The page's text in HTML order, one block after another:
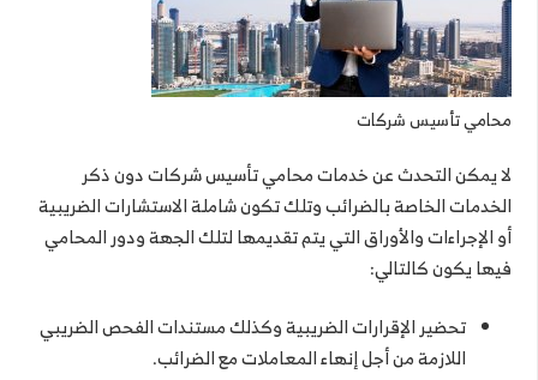
محامي تأسيس شركات
لا يمكن التحدث عن خدمات محامي تأسيس شركات دون ذكر
الخدمات الخاصة بالضرائب وتلك تكون شاملة الاستشارات الضريبية
أو الإجراءات والأوراق التي يتم تقديمها لتلك الجهة ودور المحامي
فيها يكون كالتالي:
تحضير الإقرارات الضريبية وكذلك مستندات الفحص الضريبي
اللازمة من أجل إنهاء المعاملات مع الضرائب.